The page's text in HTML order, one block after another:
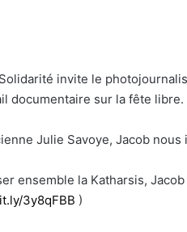
invite le
documentaire sur la fête libre.
Julie Savoye, Jacob
ensemble la Katharsis,
3y8qFBB )